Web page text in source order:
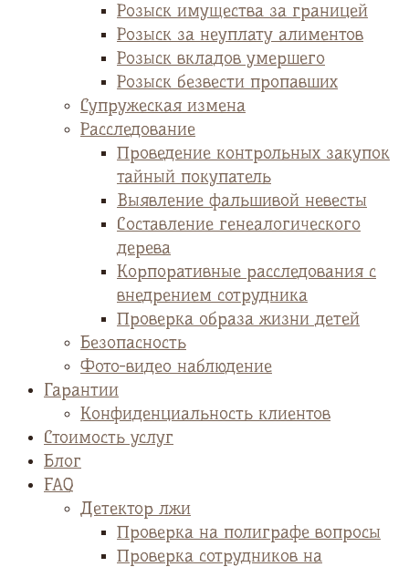
Розыск имущества за границей
Розыск за неуплату алиментов
Розыск вкладов умершего
Розыск безвести пропавших
Супружеская измена
Расследование
Проведение контрольных закупок
тайный покупатель
Выявление фальшивой невесты
Cоставление генеалогического
дерева
Корпоративные расследования с
внедрением сотрудника
Проверка образа жизни детей
Безопасность
Фото-видео наблюдение
Гарантии
Конфиденциальность клиентов
Стоимость услуг
Блог
FAQ
Детектор лжи
Проверка на полиграфе вопросы
Проверка сотрудников на